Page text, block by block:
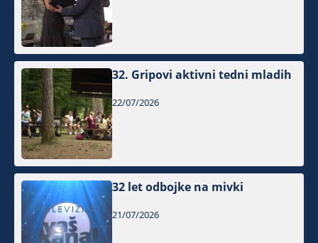
32. Gripovi aktivni tedni mladih
22/07/2026
32 let odbojke na mivki
21/07/2026